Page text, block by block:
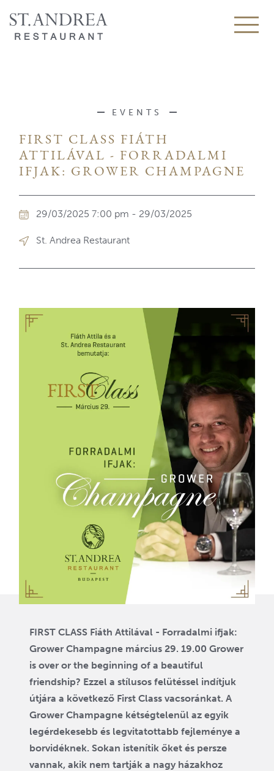
EVENTS
FIRST CLASS FIÁTH
ATTILÁVAL - FORRADALMI
IFJAK: GROWER CHAMPAGNE
29/03/2025 7:00 pm - 29/03/2025
St. Andrea Restaurant
FIRST CLASS Fiáth Attilával - Forradalmi ifjak:
Grower Champagne március 29. 19.00 Grower
is over or the beginning of a beautiful
friendship? Ezzel a stílusos felütéssel indítjuk
útjára a következő First Class vacsoránkat. A
Grower Champagne kétségtelenül az egyik
legérdekesebb és legvitatottabb fejleménye a
borvidéknek. Sokan istenítik őket és persze
vannak, akik nem tartják a nagy házakhoz